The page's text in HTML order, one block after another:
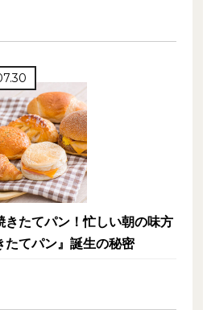
きたてパン！忙しい朝の味方
たてパン』誕生の秘密